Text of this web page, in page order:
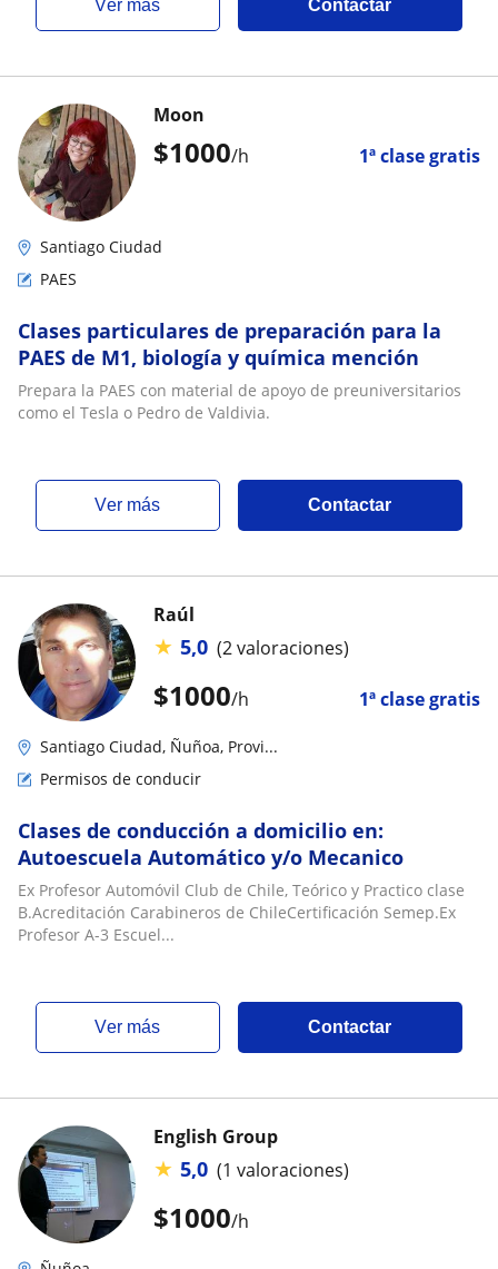
ver más Contactar
$1000/h 1ª clase gratis
Moon
Santiago Ciudad
PAES
Clases particulares de preparación para la
PAES de M1, biología y química mención
Prepara la PAES con material de apoyo de preuniversitarios
como el Tesla o Pedro de Valdivia.
ver más Contactar
$1000/h 1ª clase gratis
Raúl
★ 5,0 (2 valoraciones)
Santiago Ciudad, Ñuñoa, Provi...
Permisos de conducir
Clases de conducción a domicilio en:
Autoescuela Automático y/o Mecanico
Ex Profesor Automóvil Club de Chile, Teórico y Practico clase
B.Acreditación Carabineros de ChileCertificación Semep.Ex
Profesor A-3 Escuel...
ver más Contactar
$1000/h
English Group
★ 5,0 (1 valoraciones)